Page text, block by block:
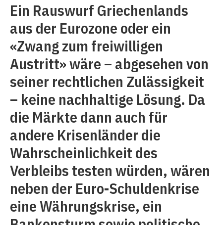
Ein Rauswurf Griechenlands
aus der Eurozone oder ein
«Zwang zum freiwilligen
Austritt» wäre – abgesehen von
seiner rechtlichen Zulässigkeit
– keine nachhaltige Lösung. Da
die Märkte dann auch für
andere Krisenländer die
Wahrscheinlichkeit des
Verbleibs testen würden, wären
neben der Euro-Schuldenkrise
eine Währungskrise, ein